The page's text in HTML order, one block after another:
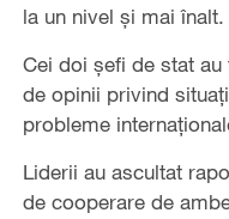
la un nivel și mai înalt.
Cei doi șefi de stat
de opinii privind
probleme
Liderii au ascultat
de cooperare de